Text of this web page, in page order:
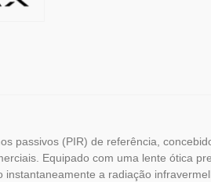
passivos (PIR) de referência,
Equipado com uma lente ótica
a radiação